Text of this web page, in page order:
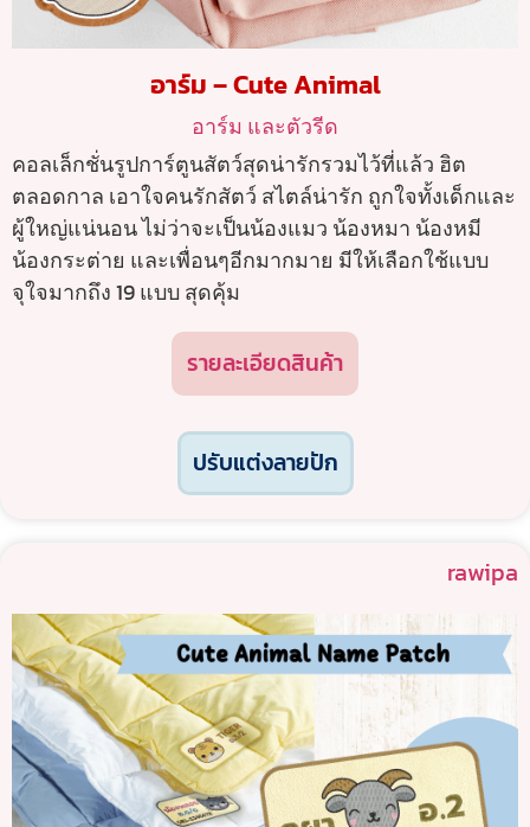
อาร์ม – Cute Animal
อาร์ม และตัวรีด
คอลเล็กชั่นรูปการ์ตูนสัตว์สุดน่ารักรวมไว้ที่แล้ว ฮิต
ตลอดกาล เอาใจคนรักสัตว์ สไตล์น่ารัก ถูกใจทั้งเด็กและ
ผู้ใหญ่แน่นอน ไม่ว่าจะเป็นน้องแมว น้องหมา น้องหมี
น้องกระต่าย และเพื่อนๆอีกมากมาย มีให้เลือกใช้แบบ
จุใจมากถึง 19 แบบ สุดคุ้ม
รายละเอียดสินค้า
ปรับแต่งลายปัก
rawipa